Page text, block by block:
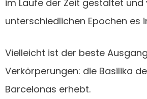
im Laufe der Zeit gestaltet
unterschiedlichen Epochen es
Vielleicht ist der beste
Verkörperungen: die Basilika
Barcelonas erhebt.